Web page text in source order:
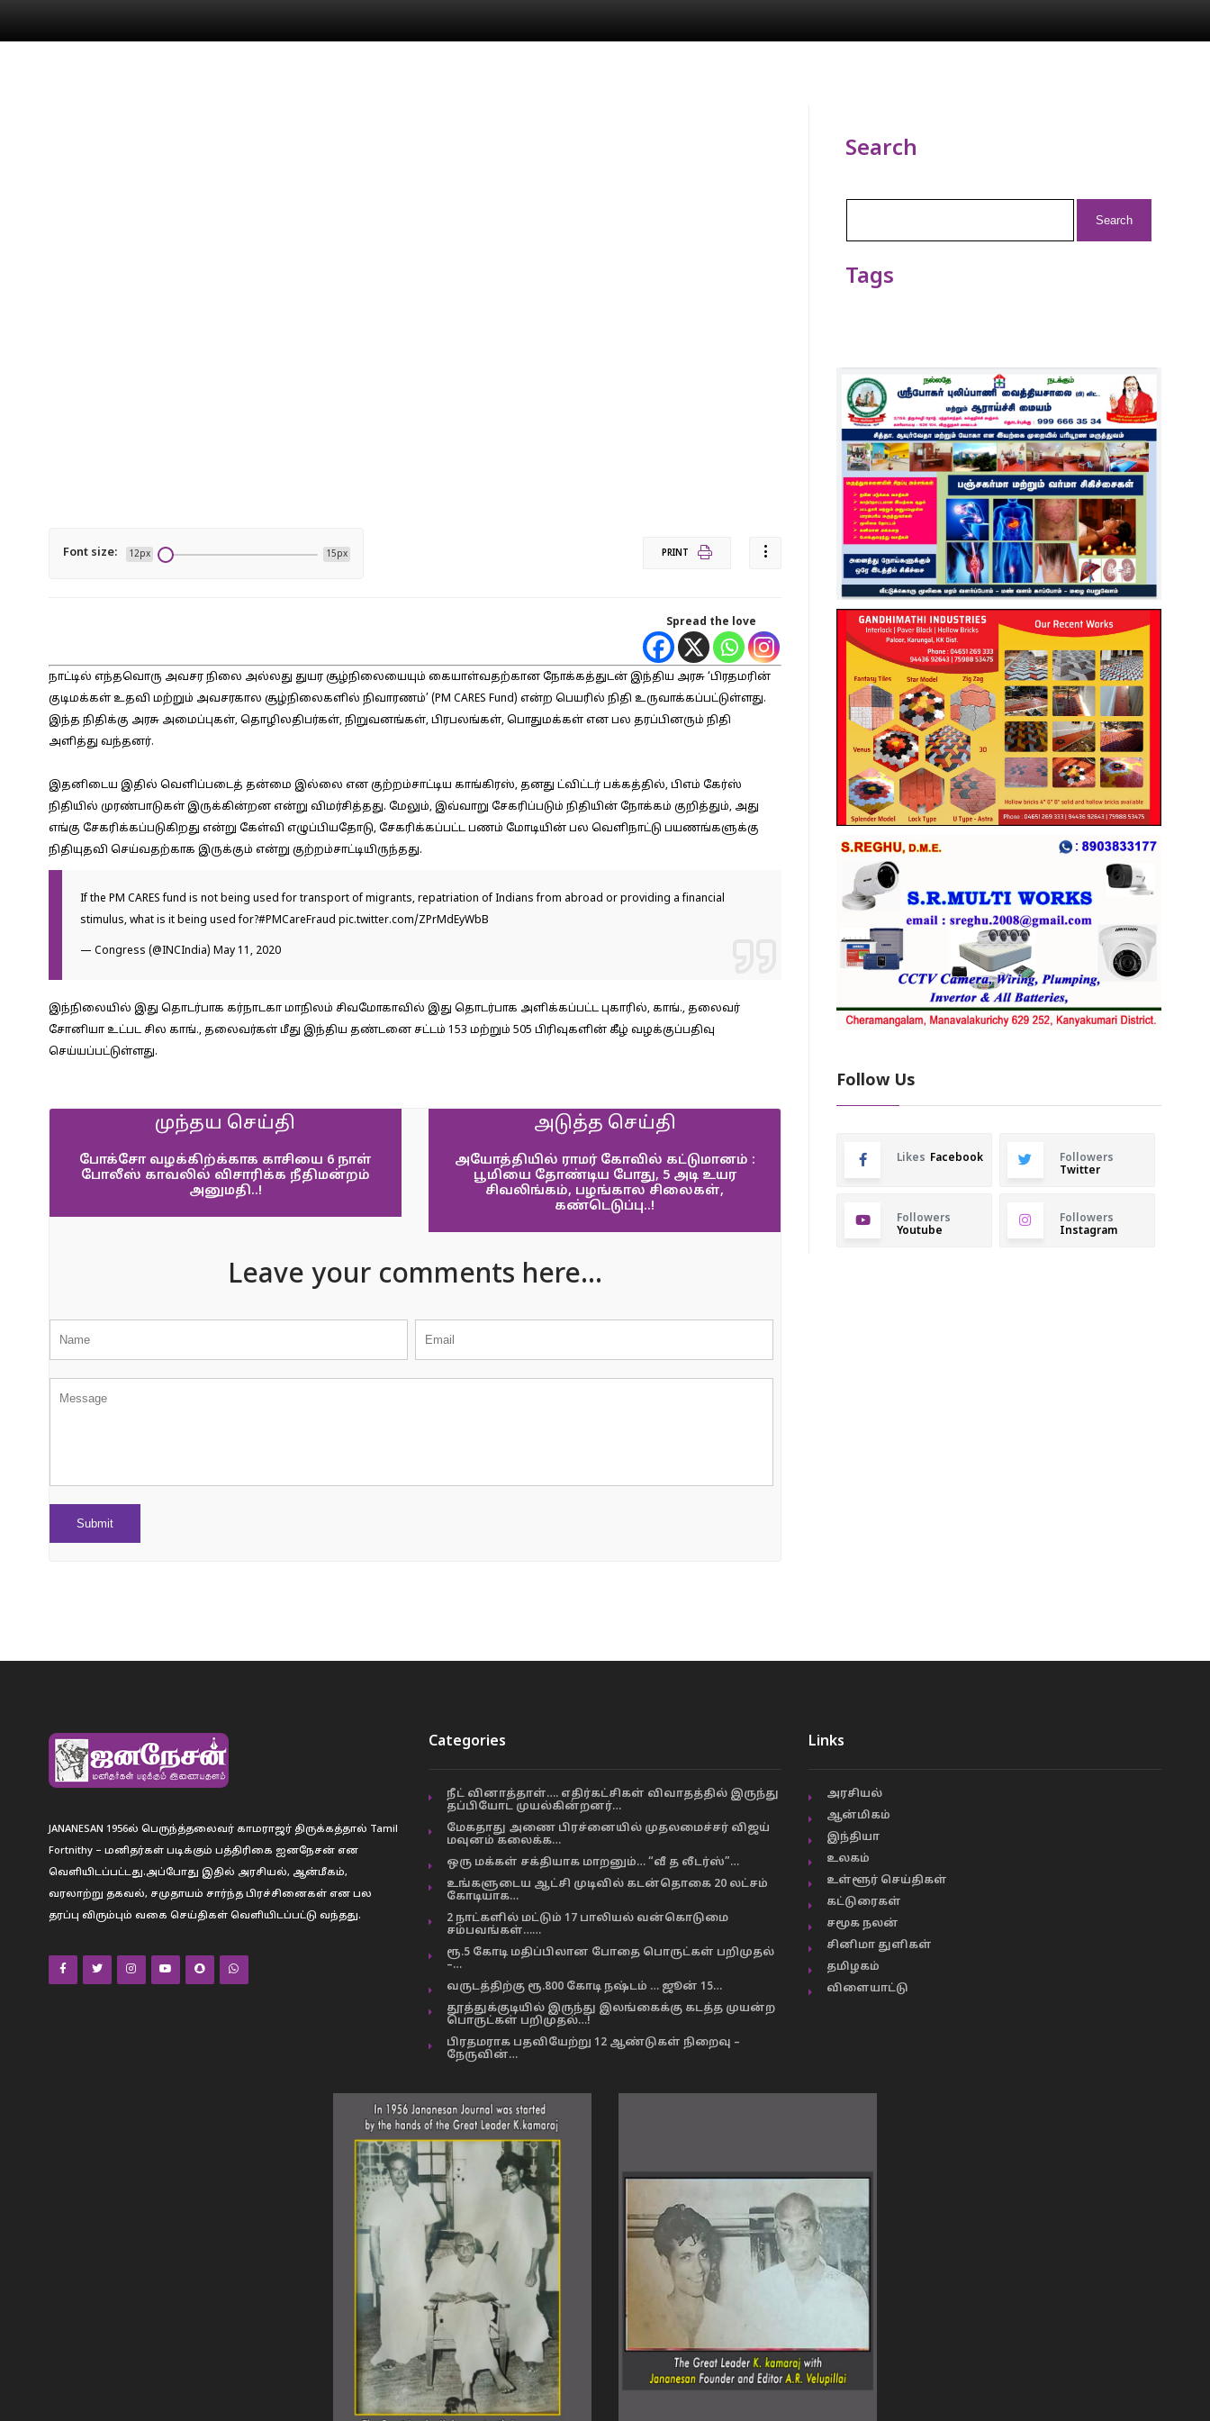
Font size: 12px 15px PRINT
Spread the love
நாட்டில் எந்தவொரு அவசர நிலை அல்லது துயர சூழ்நிலையையும் கையாள்வதற்கான நோக்கத்துடன் இந்திய அரசு ‘பிரதமரின்
குடிமக்கள் உதவி மற்றும் அவசரகால சூழ்நிலைகளில் நிவாரணம்’ (PM CARES Fund) என்ற பெயரில் நிதி உருவாக்கப்பட்டுள்ளது.
இந்த நிதிக்கு அரசு அமைப்புகள், தொழிலதிபர்கள், நிறுவனங்கள், பிரபலங்கள், பொதுமக்கள் என பல தரப்பினரும் நிதி
அளித்து வந்தனர்.
இதனிடைய இதில் வெளிப்படைத் தன்மை இல்லை என குற்றம்சாட்டிய காங்கிரஸ், தனது ட்விட்டர் பக்கத்தில், பிஎம் கேர்ஸ்
நிதியில் முரண்பாடுகள் இருக்கின்றன என்று விமர்சித்தது. மேலும், இவ்வாறு சேகரிப்படும் நிதியின் நோக்கம் குறித்தும், அது
எங்கு சேகரிக்கப்படுகிறது என்று கேள்வி எழுப்பியதோடு, சேகரிக்கப்பட்ட பணம் மோடியின் பல வெளிநாட்டு பயணங்களுக்கு
நிதியுதவி செய்வதற்காக இருக்கும் என்று குற்றம்சாட்டியிருந்தது.
If the PM CARES fund is not being used for transport of migrants, repatriation of Indians from abroad or providing a financial
stimulus, what is it being used for?#PMCareFraud pic.twitter.com/ZPrMdEyWbB
— Congress (@INCIndia) May 11, 2020
இந்நிலையில் இது தொடர்பாக கர்நாடகா மாநிலம் சிவமோகாவில் இது தொடர்பாக அளிக்கப்பட்ட புகாரில், காங்., தலைவர்
சோனியா உட்பட சில காங்., தலைவர்கள் மீது இந்திய தண்டனை சட்டம் 153 மற்றும் 505 பிரிவுகளின் கீழ் வழக்குப்பதிவு
செய்யப்பட்டுள்ளது.
முந்தய செய்தி
போக்சோ வழக்கிற்க்காக காசியை 6 நாள்
போலீஸ் காவலில் விசாரிக்க நீதிமன்றம்
அனுமதி..!
அடுத்த செய்தி
அயோத்தியில் ராமர் கோவில் கட்டுமானம் :
பூமியை தோண்டிய போது, 5 அடி உயர
சிவலிங்கம், பழங்கால சிலைகள்,
கண்டெடுப்பு..!
Leave your comments here...
Search
Tags
Follow Us
Likes Facebook
Followers
Twitter
Followers
Youtube
Followers
Instagram
JANANESAN 1956ல் பெருந்த்தலைவர் காமராஜர் திருக்கத்தால் Tamil
Fortnithy – மனிதர்கள் படிக்கும் பத்திரிகை ஐனநேசன் என
வெளியிடப்பட்டது.அப்போது இதில் அரசியல், ஆன்மீகம்,
வரலாற்று தகவல், சமுதாயம் சார்ந்த பிரச்சினைகள் என பல
தரப்பு விரும்பும் வகை செய்திகள் வெளியிடப்பட்டு வந்தது.
Categories
நீட் வினாத்தாள்…. எதிர்கட்சிகள் விவாதத்தில் இருந்து
தப்பியோட முயல்கின்றனர்…
மேகதாது அணை பிரச்னையில் முதலமைச்சர் விஜய்
மவுனம் கலைக்க…
ஒரு மக்கள் சக்தியாக மாறனும்… “வீ த லீடர்ஸ்”…
உங்களுடைய ஆட்சி முடிவில் கடன்தொகை 20 லட்சம்
கோடியாக…
2 நாட்களில் மட்டும் 17 பாலியல் வன்கொடுமை
சம்பவங்கள்……
ரூ.5 கோடி மதிப்பிலான போதை பொருட்கள் பறிமுதல்
–…
வருடத்திற்கு ரூ.800 கோடி நஷ்டம் … ஜூன் 15…
தூத்துக்குடியில் இருந்து இலங்கைக்கு கடத்த முயன்ற
பொருட்கள் பறிமுதல்…!
பிரதமராக பதவியேற்று 12 ஆண்டுகள் நிறைவு –
நேருவின்…
Links
அரசியல்
ஆன்மிகம்
இந்தியா
உலகம்
உள்ளூர் செய்திகள்
கட்டுரைகள்
சமூக நலன்
சினிமா துளிகள்
தமிழகம்
விளையாட்டு